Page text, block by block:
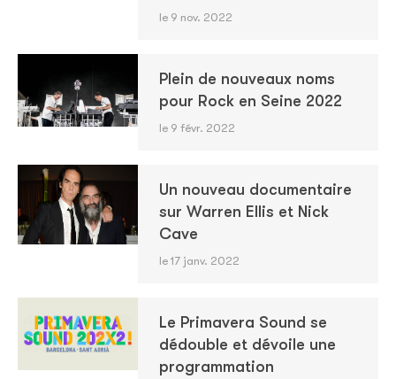
le 9 nov. 2022
Plein de nouveaux noms
pour Rock en Seine 2022
le 9 févr. 2022
Un nouveau documentaire
sur Warren Ellis et Nick
Cave
le 17 janv. 2022
Le Primavera Sound se
dédouble et dévoile une
programmation